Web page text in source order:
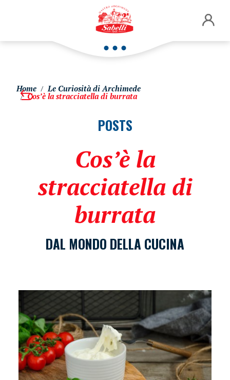
Home Le Curiosità di Archimede
Cos’è la stracciatella di burrata
POSTS
Cos’è la
stracciatella di
burrata
DAL MONDO DELLA CUCINA